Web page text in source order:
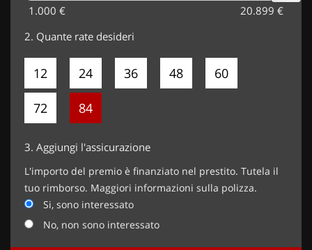
1.000 € 20.899 €
2. Quante rate desideri
12 24 36 48 60
72 84
3. Aggiungi l'assicurazione
L'importo del premio è finanziato nel prestito. Tutela il
tuo rimborso. Maggiori informazioni sulla polizza.
Si, sono interessato
No, non sono interessato